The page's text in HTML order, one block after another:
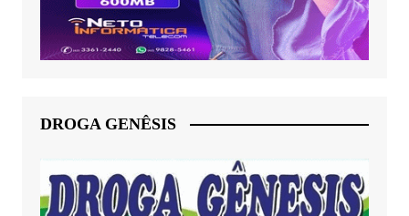
DROGA GENÊSIS